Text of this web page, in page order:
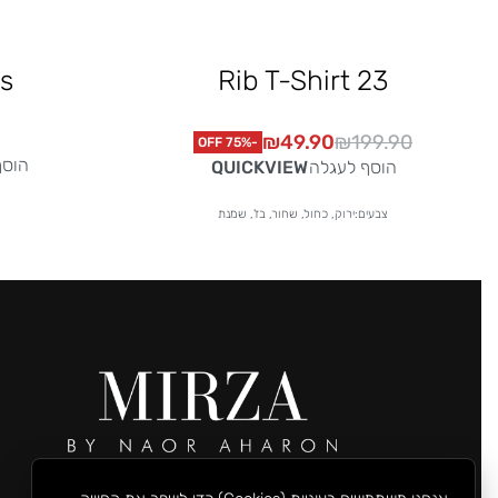
Rib T-Shirt 23
₪199.90
₪49.90
-75% OFF
הוסף לעגלהQUICKVIEW
צבעים:ירוק, כחול, שחור, בז', שמנת